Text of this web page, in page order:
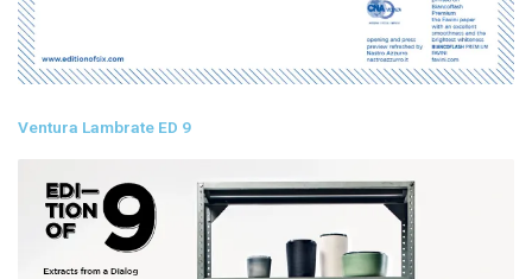
Ventura Lambrate ED 9